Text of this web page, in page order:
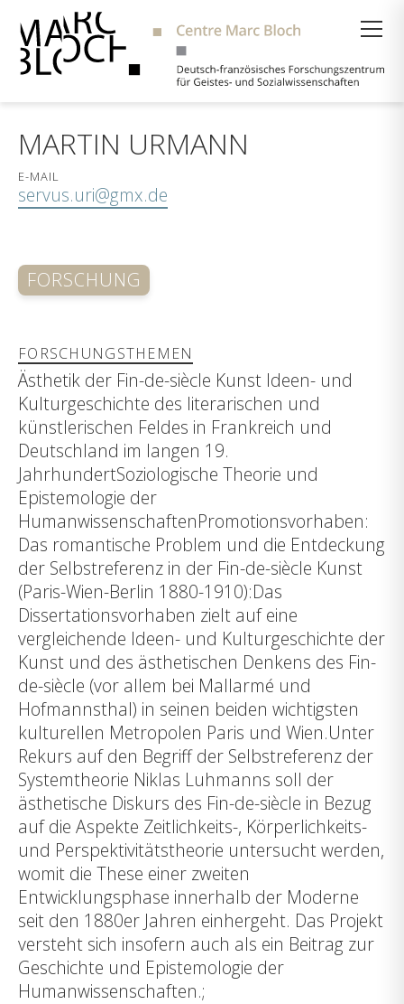
MARTIN URMANN
E-MAIL
servus.uri@gmx.de
FORSCHUNG
FORSCHUNGSTHEMEN
Ästhetik der Fin-de-siècle Kunst Ideen- und
Kulturgeschichte des literarischen und
künstlerischen Feldes in Frankreich und
Deutschland im langen 19.
JahrhundertSoziologische Theorie und
Epistemologie der
HumanwissenschaftenPromotionsvorhaben:
Das romantische Problem und die Entdeckung
der Selbstreferenz in der Fin-de-siècle Kunst
(Paris-Wien-Berlin 1880-1910):Das
Dissertationsvorhaben zielt auf eine
vergleichende Ideen- und Kulturgeschichte der
Kunst und des ästhetischen Denkens des Fin-
de-siècle (vor allem bei Mallarmé und
Hofmannsthal) in seinen beiden wichtigsten
kulturellen Metropolen Paris und Wien.Unter
Rekurs auf den Begriff der Selbstreferenz der
Systemtheorie Niklas Luhmanns soll der
ästhetische Diskurs des Fin-de-siècle in Bezug
auf die Aspekte Zeitlichkeits-, Körperlichkeits-
und Perspektivitätstheorie untersucht werden,
womit die These einer zweiten
Entwicklungsphase innerhalb der Moderne
seit den 1880er Jahren einhergeht. Das Projekt
versteht sich insofern auch als ein Beitrag zur
Geschichte und Epistemologie der
Humanwissenschaften.;